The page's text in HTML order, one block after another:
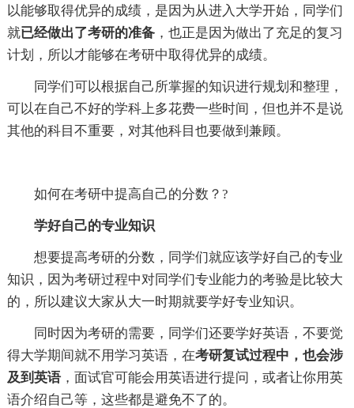
以能够取得优异的成绩，是因为从进入大学开始，同学们
就已经做出了考研的准备，也正是因为做出了充足的复习
计划，所以才能够在考研中取得优异的成绩。
同学们可以根据自己所掌握的知识进行规划和整理，
可以在自己不好的学科上多花费一些时间，但也并不是说
其他的科目不重要，对其他科目也要做到兼顾。
如何在考研中提高自己的分数？?
学好自己的专业知识
想要提高考研的分数，同学们就应该学好自己的专业
知识，因为考研过程中对同学们专业能力的考验是比较大
的，所以建议大家从大一时期就要学好专业知识。
同时因为考研的需要，同学们还要学好英语，不要觉
得大学期间就不用学习英语，在考研复试过程中，也会涉
及到英语，面试官可能会用英语进行提问，或者让你用英
语介绍自己等，这些都是避免不了的。